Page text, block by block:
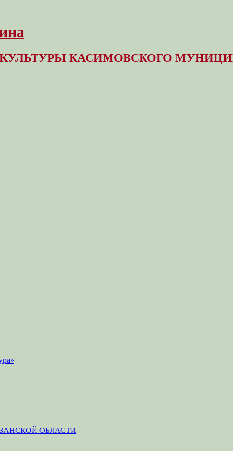
КАСИМОВСКОГО
ОБЛАСТИ